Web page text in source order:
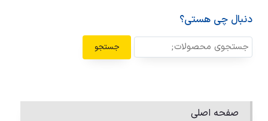
دنبال چی هستی؟
جستجو
صفحه اصلی